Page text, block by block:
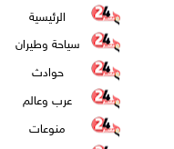
الرئيسية
سياحة وطيران
حوادث
عرب وعالم
منوعات